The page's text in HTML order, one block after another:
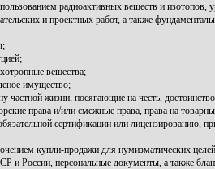
радиоактивных веществ и изотопов,
и проектных работ, а также
вещества;
имущество;
частной жизни, посягающие на честь,
права и/или смежные права, права на
сертификации или лицензированию,
купли-продажи для нумизматических
и России, персональные документы, а также